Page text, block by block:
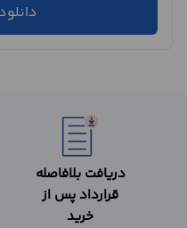
دریافت بلافاصله
قرارداد پس از
خرید